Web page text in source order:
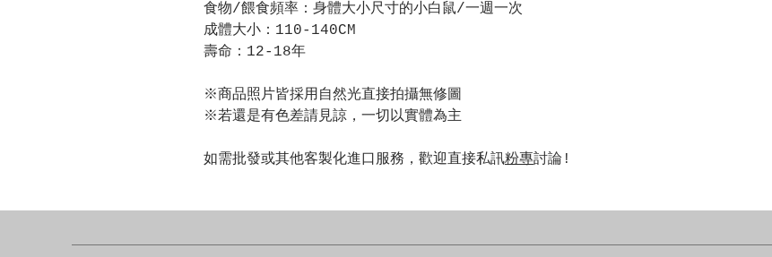
食物/餵食頻率：身體大小尺寸的小白鼠/一週一次
成體大小：110-140CM
壽命：12-18年
※商品照片皆採用自然光直接拍攝無修圖
※若還是有色差請見諒，一切以實體為主
如需批發或其他客製化進口服務，歡迎直接私訊粉專討論!